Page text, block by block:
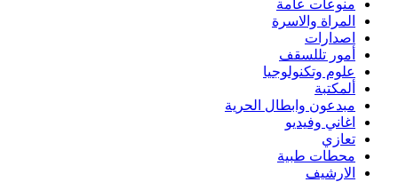
منوعات عامة
المراة والاسرة
اصدارات
أمور تللسقف
علوم وتكنولوجيا
ألمكتبة
مبدعون وابطال الحرية
اغاني وفيديو
تعازي
محطات طبية
الارشيف